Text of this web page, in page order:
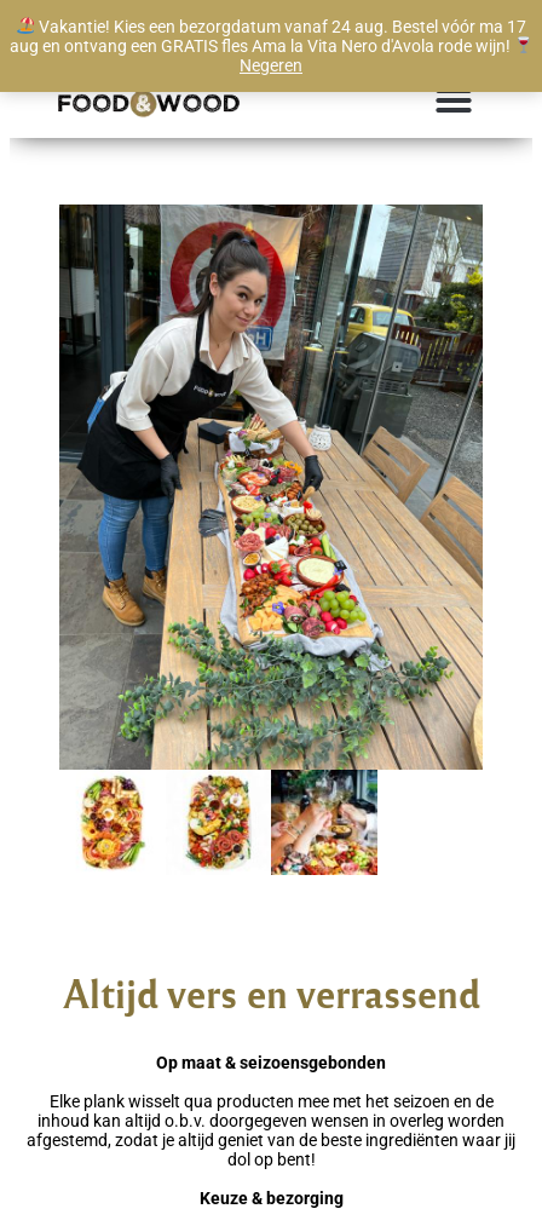
Vakantie! Kies een bezorgdatum vanaf 24 aug. Bestel vóór ma 17
aug en ontvang een GRATIS fles Ama la Vita Nero d'Avola rode wijn!
Negeren
Levertijd vanaf 1 werkdag
Altijd vers en verrassend
Op maat & seizoensgebonden
Elke plank wisselt qua producten mee met het seizoen en de
inhoud kan altijd o.b.v. doorgegeven wensen in overleg worden
afgestemd, zodat je altijd geniet van de beste ingrediënten waar jij
dol op bent!
Keuze & bezorging